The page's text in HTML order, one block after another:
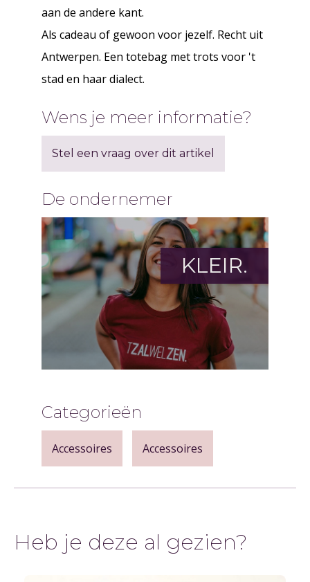
aan de andere kant.
Als cadeau of gewoon voor jezelf. Recht uit
Antwerpen. Een totebag met trots voor 't
stad en haar dialect.
Wens je meer informatie?
Stel een vraag over dit artikel
De ondernemer
KLEIR.
Categorieën
Accessoires Accessoires
Heb je deze al gezien?